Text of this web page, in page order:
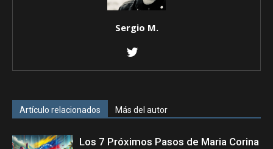
Sergio M.
Artículo relacionados Más del autor
Los 7 Próximos Pasos de Maria Corina